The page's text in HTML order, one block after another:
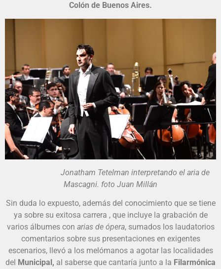
Colón de Buenos Aires.
Jonatham Tetelman interpretando el aria de
Mascagni. foto Juan Millán
Sin duda lo expuesto, además del conocimiento que se tiene
ya sobre su exitosa carrera , que incluye la grabación de
varios álbumes con arias de ópera, sumados los laudatorios
comentarios sobre sus presentaciones en exigentes
escenarios, llevó a los melómanos a agotar las localidades
del Municipal, al saberse que cantaría junto a la Filarmónica